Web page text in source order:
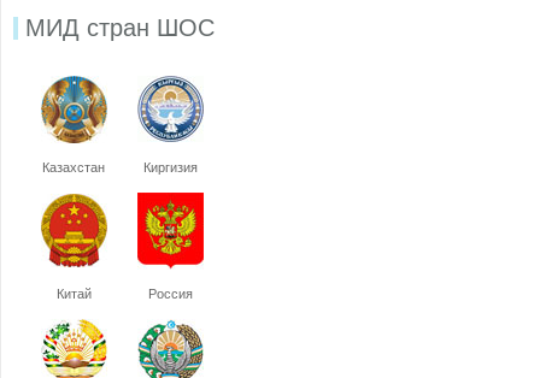
МИД стран ШОС
Казахстан Киргизия
Китай Россия